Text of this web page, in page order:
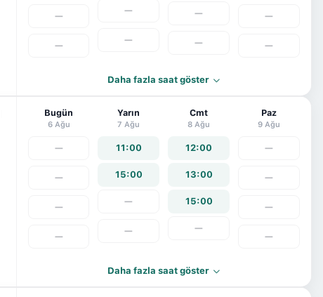
—
—
—
—
—
—
—
—
Daha fazla saat göster
Bugün
6 Ağu
—
—
—
—
Yarın
7 Ağu
11:00
15:00
—
—
Cmt
8 Ağu
12:00
13:00
15:00
—
Paz
9 Ağu
—
—
—
—
Daha fazla saat göster